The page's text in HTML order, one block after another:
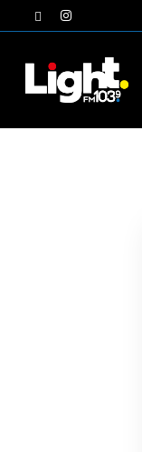
to
twitterinstagram